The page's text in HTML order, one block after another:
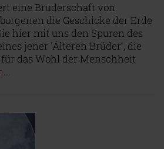
eine Bruderschaft von
die Geschicke der Erde
hier mit uns den Spuren des
jener 'Älteren Brüder', die
das Wohl der Menschheit